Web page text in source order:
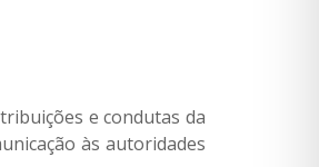
e condutas da
às autoridades